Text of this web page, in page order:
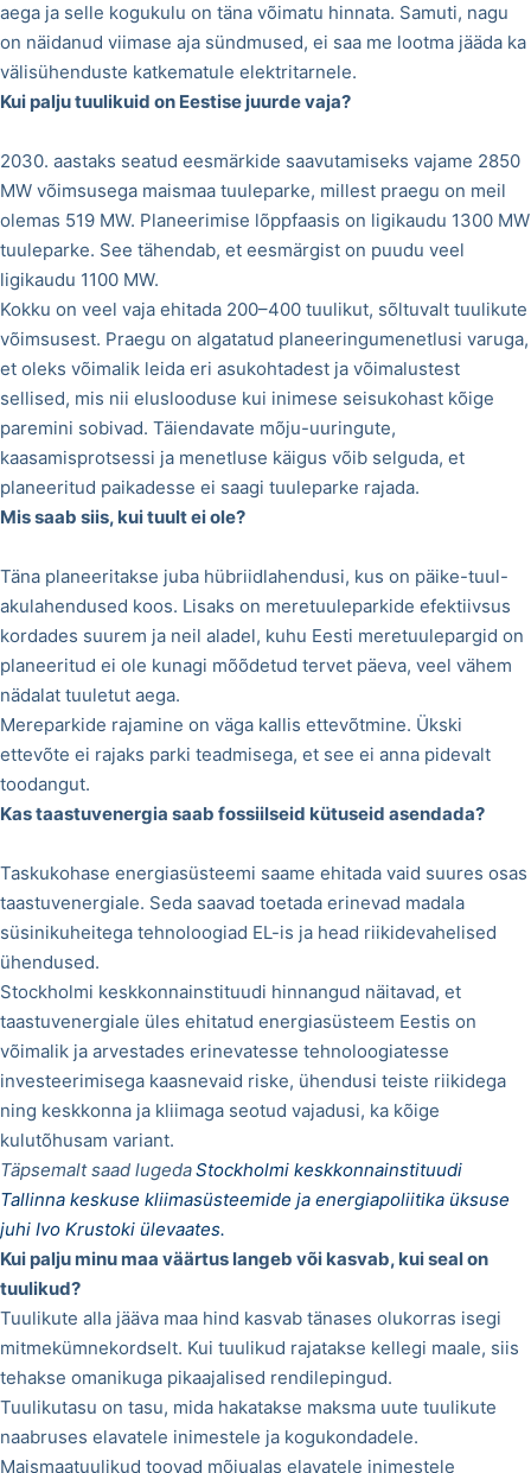
aega ja selle kogukulu on täna võimatu hinnata. Samuti, nagu
on näidanud viimase aja sündmused, ei saa me lootma jääda ka
välisühenduste katkematule elektritarnele.
Kui palju tuulikuid on Eestise juurde vaja?
2030. aastaks seatud eesmärkide saavutamiseks vajame 2850
MW võimsusega maismaa tuuleparke, millest praegu on meil
olemas 519 MW. Planeerimise lõppfaasis on ligikaudu 1300 MW
tuuleparke. See tähendab, et eesmärgist on puudu veel
ligikaudu 1100 MW.
Kokku on veel vaja ehitada 200–400 tuulikut, sõltuvalt tuulikute
võimsusest. Praegu on algatatud planeeringumenetlusi varuga,
et oleks võimalik leida eri asukohtadest ja võimalustest
sellised, mis nii eluslooduse kui inimese seisukohast kõige
paremini sobivad. Täiendavate mõju-uuringute,
kaasamisprotsessi ja menetluse käigus võib selguda, et
planeeritud paikadesse ei saagi tuuleparke rajada.
Mis saab siis, kui tuult ei ole?
Täna planeeritakse juba hübriidlahendusi, kus on päike-tuul-
akulahendused koos. Lisaks on meretuuleparkide efektiivsus
kordades suurem ja neil aladel, kuhu Eesti meretuulepargid on
planeeritud ei ole kunagi mõõdetud tervet päeva, veel vähem
nädalat tuuletut aega.
Mereparkide rajamine on väga kallis ettevõtmine. Ükski
ettevõte ei rajaks parki teadmisega, et see ei anna pidevalt
toodangut.
Kas taastuvenergia saab fossiilseid kütuseid asendada?
Taskukohase energiasüsteemi saame ehitada vaid suures osas
taastuvenergiale. Seda saavad toetada erinevad madala
süsinikuheitega tehnoloogiad EL-is ja head riikidevahelised
ühendused.
Stockholmi keskkonnainstituudi hinnangud näitavad, et
taastuvenergiale üles ehitatud energiasüsteem Eestis on
võimalik ja arvestades erinevatesse tehnoloogiatesse
investeerimisega kaasnevaid riske, ühendusi teiste riikidega
ning keskkonna ja kliimaga seotud vajadusi, ka kõige
kulutõhusam variant.
Täpsemalt saad lugedaStockholmi keskkonnainstituudi
Tallinna keskuse kliimasüsteemide ja energiapoliitika üksuse
juhi Ivo Krustoki ülevaates.
Kui palju minu maa väärtus langeb või kasvab, kui seal on
tuulikud?
Tuulikute alla jääva maa hind kasvab tänases olukorras isegi
mitmekümnekordselt. Kui tuulikud rajatakse kellegi maale, siis
tehakse omanikuga pikaajalised rendilepingud.
Tuulikutasu on tasu, mida hakatakse maksma uute tuulikute
naabruses elavatele inimestele ja kogukondadele.
Maismaatuulikud toovad mõjualas elavatele inimestele